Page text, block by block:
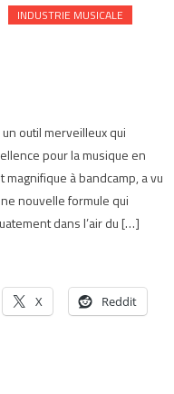
INDUSTRIE MUSICALE
outil merveilleux qui
pour la musique en
à bandcamp, a vu
nouvelle formule qui
dans l’air du […]
X Reddit